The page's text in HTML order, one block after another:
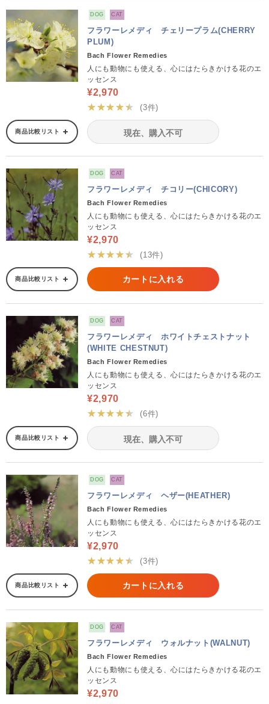
DOG CAT
フラワーレメディ チェリープラム(CHERRY
PLUM)
Bach Flower Remedies
人にも動物にも使える、心にはたらきかける花のエ
ッセンス
¥2,970
★★★★★
(3件)
商品比較リスト 現在、購入不可
DOG CAT
フラワーレメディ チコリー(CHICORY)
Bach Flower Remedies
人にも動物にも使える、心にはたらきかける花のエ
ッセンス
¥2,970
★★★★★
(13件)
商品比較リスト カートに入れる
DOG CAT
フラワーレメディ ホワイトチェストナット
(WHITE CHESTNUT)
Bach Flower Remedies
人にも動物にも使える、心にはたらきかける花のエ
ッセンス
¥2,970
★★★★★
(6件)
商品比較リスト 現在、購入不可
DOG CAT
フラワーレメディ ヘザー(HEATHER)
Bach Flower Remedies
人にも動物にも使える、心にはたらきかける花のエ
ッセンス
¥2,970
★★★★★
(3件)
商品比較リスト カートに入れる
DOG CAT
フラワーレメディ ウォルナット(WALNUT)
Bach Flower Remedies
人にも動物にも使える、心にはたらきかける花のエ
ッセンス
¥2,970